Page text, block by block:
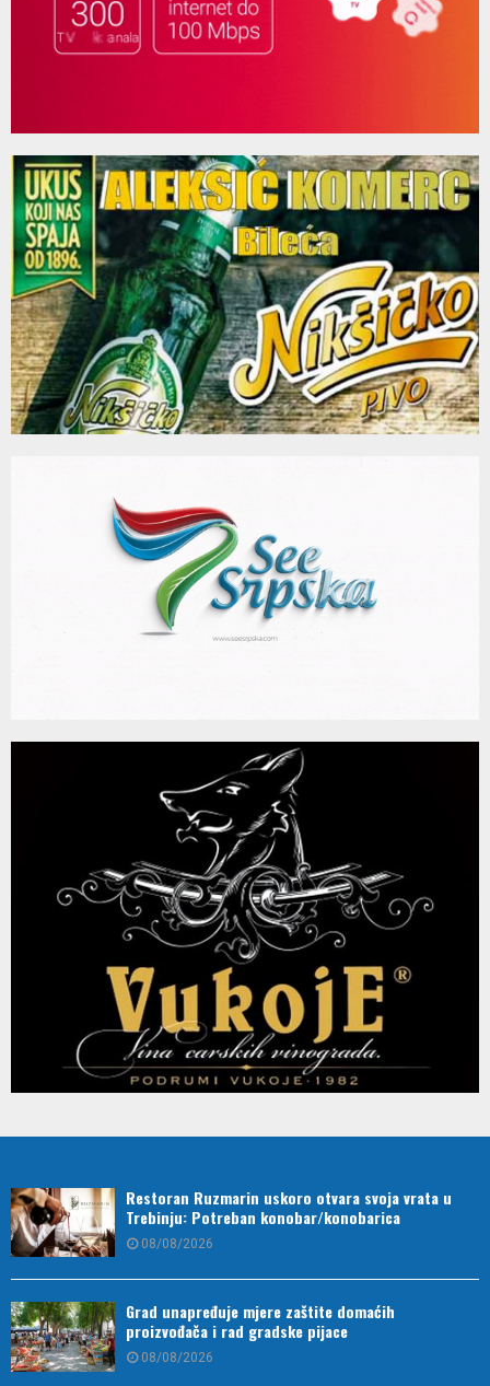
Restoran Ruzmarin uskoro otvara svoja vrata u
Trebinju: Potreban konobar/konobarica
08/08/2026
Grad unapređuje mjere zaštite domaćih
proizvođača i rad gradske pijace
08/08/2026